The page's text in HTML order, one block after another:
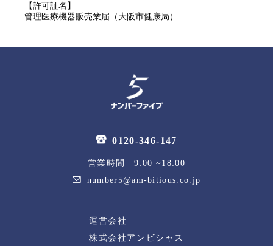
【許可証名】
管理医療機器販売業届（大阪市健康局）
0120-346-147
営業時間 9:00 ~18:00
number5@am-bitious.co.jp
運営会社
株式会社アンビシャス